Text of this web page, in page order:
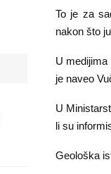
To je za
nakon što
U
je naveo
U
li su
Geološka